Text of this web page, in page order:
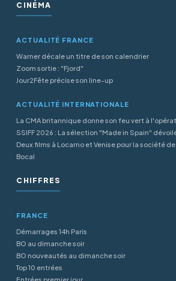
CINÉMA
ACTUALITÉ FRANCE
Warner décale un titre de son calendrier
Zoom sortie : "Fjord"
Jour2Fête précise son line-up
ACTUALITÉ INTERNATIONALE
La CMA britannique donne son feu vert à
SSIFF 2026 : La sélection "Made in Spain"
Deux films à Locarno et Venise pour la société
Bocal
CHIFFRES
FRANCE
Démarrages 14h Paris
BO au dimanche soir
BO nouveautés au dimanche soir
Top 10 entrées
Entrées premier jour